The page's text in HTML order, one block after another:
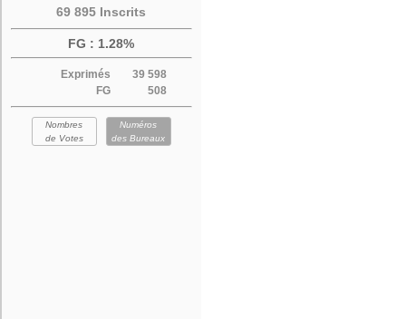
69 895 Inscrits
FG : 1.28%
Exprimés
39 598
FG
508
Nombres
de Votes
Numéros
des Bureaux